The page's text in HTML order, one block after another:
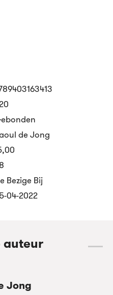
de Jong
,00
Bezige Bij
04-2022
auteur
Jong